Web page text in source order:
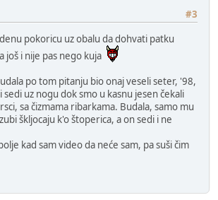
#3
pokoricu uz obalu da dohvati patku
još i nije pas nego kuja
po tom pitanju bio onaj veseli seter, '98,
sedi uz nogu dok smo u kasnu jesen čekali
sa čizmama ribarkama. Budala, samo mu
škljocaju k'o štoperica, a on sedi i ne
kad sam video da neće sam, pa suši čim